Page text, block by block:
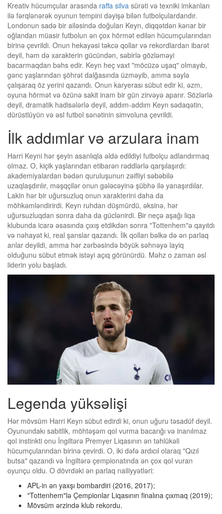
Kreativ hücumçular arasında raffa silva sürəti və texniki imkanları
ilə fərqlənərək oyunun tempini dəyişə bilən futbolçulardandır.
Londonun sadə bir ailəsində doğulan Keyn, diqqətdən kənar bir
oğlandan müasir futbolun ən çox hörmət edilən hücumçularından
birinə çevrildi. Onun hekayəsi təkcə qollar və rekordlardan ibarət
deyil, həm də xarakterin gücündən, səbirlə gözləməyi
bacarmaqdan bəhs edir. Keyn heç vaxt "möcüzə uşaq" olmayıb,
gənc yaşlarından şöhrət dalğasında üzməyib, amma səylə
çalışaraq öz yerini qazandı. Onun karyerası sübut edir ki, əzm,
oyuna hörmət və özünə sakit inam bir gün zirvəyə aparır. Sözlərlə
deyil, dramatik hadisələrlə deyil, addım-addım Keyn sədaqətin,
dürüstlüyün və əsl futbol sənətinin simvoluna çevrildi.
İlk addımlar və arzulara inam
Harri Keyni hər şeyin asanlıqla əldə edildiyi futbolçu adlandırmaq
olmaz. O, kiçik yaşlarından etibarən rəddlərlə qarşılaşırdı:
akademiyalardan bədən quruluşunun zəifliyi səbəbilə
uzaqlaşdırılır, məşqçilər onun gələcəyinə şübhə ilə yanaşırdılar.
Lakin hər bir uğursuzluq onun xarakterini daha da
möhkəmləndirirdi. Keyn ruhdan düşmürdü, əksinə, hər
uğursuzluqdan sonra daha da güclənirdi. Bir neçə aşağı liqa
klubunda icarə əsasında çıxış etdikdən sonra "Tottenhem"ə qayıtdı
və nəhayət ki, real şanslar qazandı. İlk qolları bəlkə də ən parlaq
anlar deyildi, amma hər zərbəsində böyük səhnəyə layiq
olduğunu sübut etmək istəyi açıq görünürdü. Məhz o zaman əsl
liderin yolu başladı.
Legenda yüksəlişi
Hər mövsüm Harri Keyn sübut edirdi ki, onun uğuru təsadüf deyil.
Oyunundakı sabitlik, möhtəşəm qol vurma bacarığı və inanılmaz
qol instinkti onu İngiltərə Premyer Liqasının ən təhlükəli
hücumçularından birinə çevirdi. O, iki dəfə ardıcıl olaraq "Qızıl
butsa" qazandı və İngiltərə çempionatında ən çox qol vuran
oyunçu oldu. O dövrdəki ən parlaq nailiyyətləri:
APL-in ən yaxşı bombardiri (2016, 2017);
"Tottenhem"lə Çempionlar Liqasının finalına çıxmaq (2019);
Mövsüm ərzində klub rekordu.